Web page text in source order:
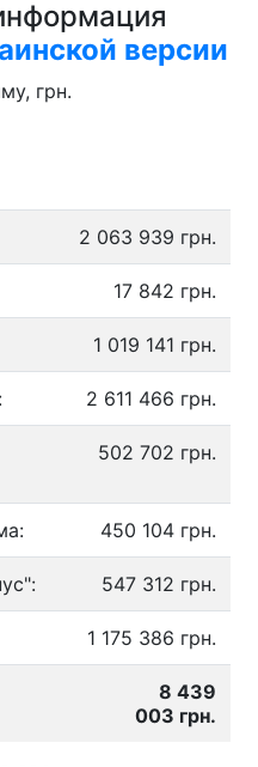
версии
грн.
2 063 939 грн.
17 842 грн.
1 019 141 грн.
2 611 466 грн.
502 702 грн.
450 104 грн.
547 312 грн.
1 175 386 грн.
8 439
003 грн.